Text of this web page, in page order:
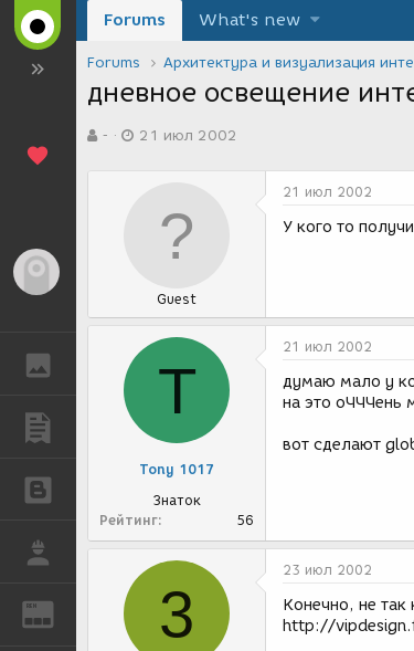
ГАЛЕРЕЯ
ПУБЛИКАЦИИ
REN ЖУРНАЛ
Forums What's new
Forums Архитектура и визуализация
дневное освещение
в-
а
и
21 июл 2002
Guest
21 июл 2002
У кого то
T
Tony 1017
Знаток
Рейтинг
56
21 июл 2002
думаю мало у
на это оЧЧЧень
вот сделают
3
23 июл 2002
Конечно, не так
http://